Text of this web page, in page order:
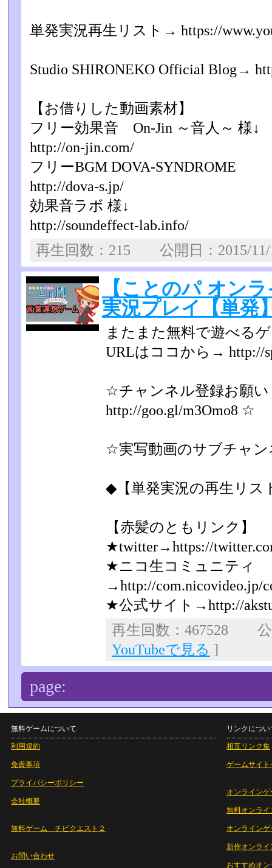
単発実況再生リスト→ https://
Studio SHIRONEKO Official Blog→
【お借りした動画素材】
フリー効果音 On-Jin ～音人～ 様↓
http://on-jin.com/
フリーBGM DOVA-SYNDROME
http://dova-s.jp/
効果音ラボ 様↓
http://soundeffect-lab.info/
再生回数：215 公開日：
【ことのパ オン
実況プレイ【単発
またまた無料で遊べる
URLはココから→ http://
☆チャンネル登録お願
http://goo.gl/m3Omo8 ☆
☆実写動画のサブチャン
◆【単発実況の再生リス
【赤髪のともリンク】
★twitter→https://
★ニコ生コミュニティ
→http://com.nicovideo.jp/
★公式サイト→http://
再生回数：467528
YouTubeで見る ]
page:
無料ゲームについて
利用規約
免責事項
プライバシーポリシー
会社概要
無料ゲーム チビクエスト２
お問い合わせ
リンクについ
相互リンク集
ゲームサイト
オンラインゲ
無料オンライ
オンライン
新作オンライ
おすすめオ